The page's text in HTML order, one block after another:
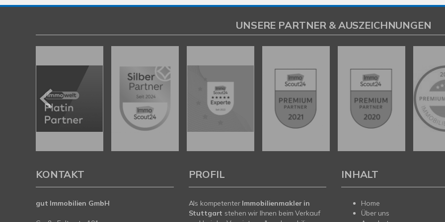
UNSERE PARTNER & AUSZEICHNUNGEN
KONTAKT
gut Immobilien GmbH
PROFIL
Als kompetenter Immobilienmakler in
Stuttgart stehen wir Ihnen beim Verkauf
INHALT
Home
Über uns